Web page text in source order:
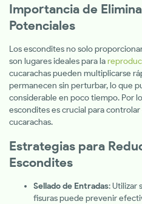
Importancia de
Potenciales
Los escondites no solo
son lugares ideales para la
cucarachas pueden multiplicarse
permanecen sin perturbar, lo que
considerable en poco tiempo. Por
escondites es crucial para
cucarachas.
Estrategias para
Escondites
Sellado de Entradas: Utilizar
fisuras puede prevenir